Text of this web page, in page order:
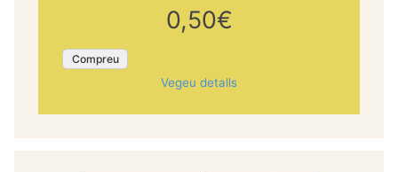
0,50€
Compreu
Vegeu detalls